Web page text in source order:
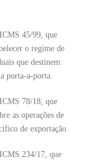
45/99, que
o regime de
que destinem
porta-a-porta.
78/18, que
as operações de
de exportação.
234/17, que